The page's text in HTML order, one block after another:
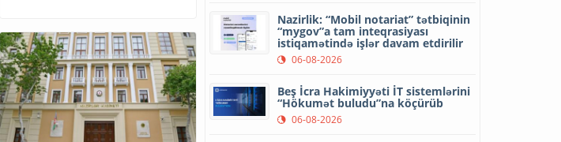
Nazirlik: “Mobil notariat” tətbiqinin
“mygov”a tam inteqrasiyası
istiqamətində işlər davam etdirilir
06-08-2026
Beş İcra Hakimiyyəti İT sistemlərini
“Hökumət buludu”na köçürüb
06-08-2026